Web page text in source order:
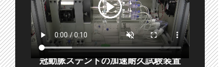
冠動脈ステントの加速耐久試験装置